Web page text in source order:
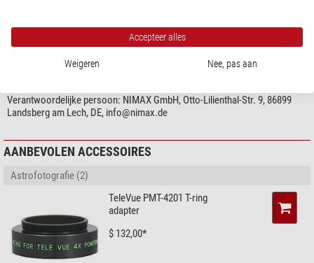
Optimaal in combinatie met H-alpha telescopen door parallelle
straalgang
Zeer stabiele behuizing met 2"-opname en 1,25"-reductie met
2" filterdraad
De Powermate 2" kan worden gescheiden en er kan een (optionele) T-
PRODUCTVEILIGHEID
Verantwoordelijke persoon: NIMAX GmbH, Otto-Lilienthal-Str. 9, 86899
Landsberg am Lech, DE, info@nimax.de
AANBEVOLEN ACCESSOIRES
Astrofotografie (2)
TeleVue PMT-4201 T-ring
adapter
$ 132,00*
Accepteer alles
Weigeren Nee, pas aan